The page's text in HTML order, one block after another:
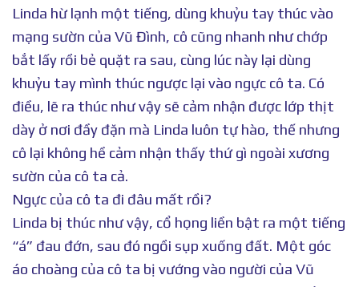
Linda hừ lạnh một tiếng, dùng khuỷu tay thúc vào
mạng sườn của Vũ Đình, cô cũng nhanh như chớp
bắt lấy rồi bẻ quặt ra sau, cùng lúc này lại dùng
khuỷu tay mình thúc ngược lại vào ngực cô ta. Có
điều, lẽ ra thúc như vậy sẽ cảm nhận được lớp thịt
dày ở nơi đầy đặn mà Linda luôn tự hào, thế nhưng
cô lại không hề cảm nhận thấy thứ gì ngoài xương
sườn của cô ta cả.
Ngực của cô ta đi đâu mất rồi?
Linda bị thúc như vậy, cổ họng liền bật ra một tiếng
“á” đau đớn, sau đó ngồi sụp xuống đất. Một góc
áo choàng của cô ta bị vướng vào người của Vũ